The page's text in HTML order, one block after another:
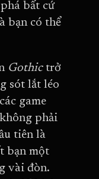
bất cứ
bạn có thể
Gothic trở
sót lắt léo
game
phải
tiên là
bạn một
vài đòn.